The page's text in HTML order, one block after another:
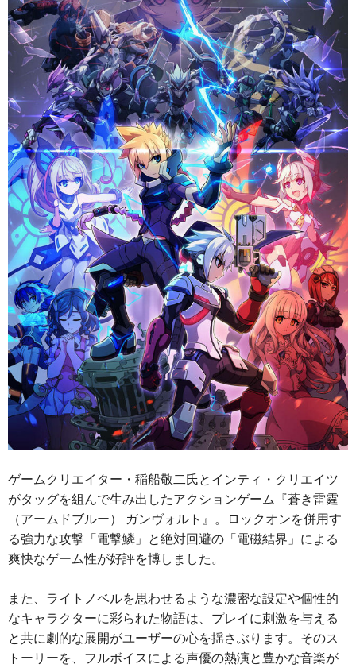
ゲームクリエイター・稲船敬二氏とインティ・クリエイツ
がタッグを組んで生み出したアクションゲーム『蒼き雷霆
（アームドブルー） ガンヴォルト』。ロックオンを併用す
る強力な攻撃「電撃鱗」と絶対回避の「電磁結界」による
爽快なゲーム性が好評を博しました。
また、ライトノベルを思わせるような濃密な設定や個性的
なキャラクターに彩られた物語は、プレイに刺激を与える
と共に劇的な展開がユーザーの心を揺さぶります。そのス
トーリーを、フルボイスによる声優の熱演と豊かな音楽が